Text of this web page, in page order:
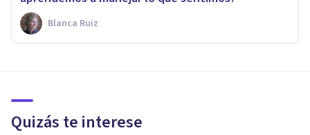
Blanca Ruiz
Quizás te interese